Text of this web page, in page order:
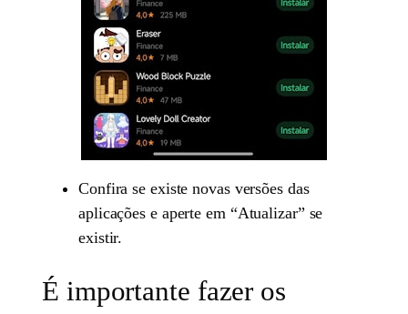
Confira se existe novas versões das
aplicações e aperte em “Atualizar” se
existir.
É importante fazer os